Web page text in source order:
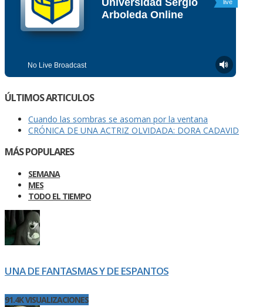
ÚLTIMOS ARTICULOS
Cuando las sombras se asoman por la ventana
CRÓNICA DE UNA ACTRIZ OLVIDADA: DORA CADAVID
MÁS POPULARES
SEMANA
MES
TODO EL TIEMPO
UNA DE FANTASMAS Y DE ESPANTOS
91.4K VISUALIZACIONES